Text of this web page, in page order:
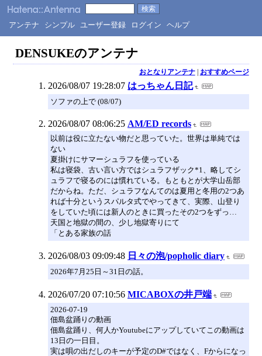
アンテナ シンプル ユーザー登録 ログイン ヘルプ
DENSUKEのアンテナ
おとなりアンテナ| おすすめページ
2026/08/07 19:28:07 はっちゃん日記
ソファの上で (08/07)
2026/08/07 08:06:25 AM/ED records
以前は役に立たない物だと思っていた。世界は単純では
ない
夏掛けにサマーシュラフを使っている
私は寝袋、古い言い方ではシュラフザック*1、略してシ
ュラフで寝るのには慣れている。もともとが大学山岳部
だからね。ただ、シュラフなんてのは夏用と冬用の2つあ
れば十分というスパルタ式でやってきて、実際、山登り
をしていた頃には新人のときに買ったその2つをずっ…
天国と地獄の間の、少し地獄寄りにて
「とある家族の話
2026/08/03 09:09:48 日々の泡/popholic diary
2026年7月25日～31日の話。
2026/07/20 07:10:56 MICABOXの井戸端
2026-07-19
佃島盆踊りの動画
佃島盆踊り、何人かYoutubeにアップしていてこの動画は
13日の一日目。
実は唄の出だしのキーが予定のD#ではなく、Fからになっ